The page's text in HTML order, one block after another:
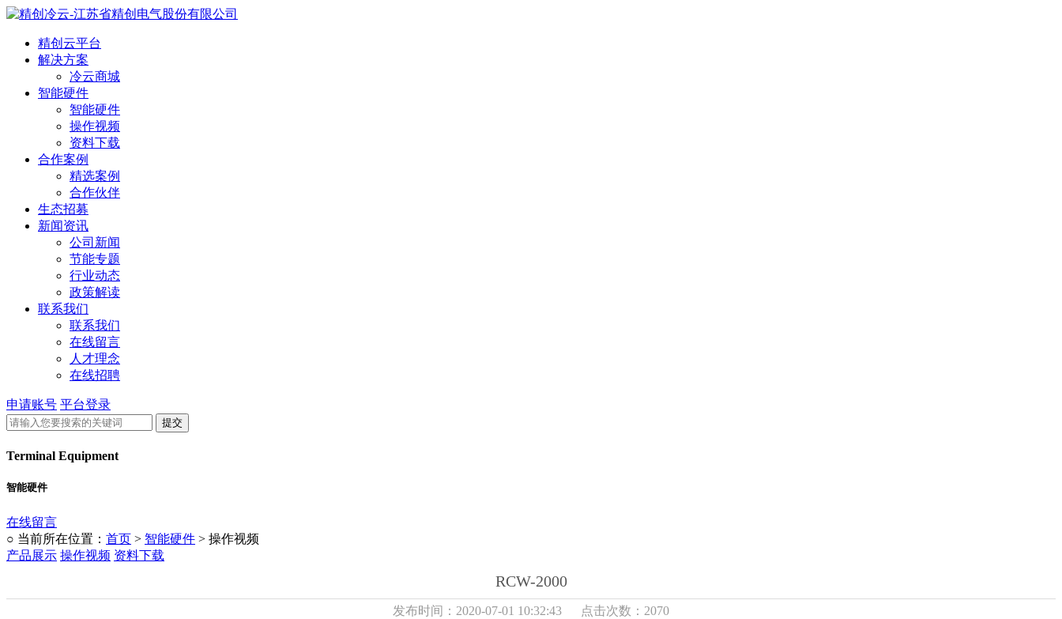
精创云平台
解决方案
冷云商城
智能硬件
智能硬件
操作视频
资料下载
合作案例
精选案例
合作伙伴
生态招募
新闻资讯
公司新闻
节能专题
行业动态
政策解读
联系我们
联系我们
在线留言
人才理念
在线招聘
申请账号 平台登录
Terminal Equipment
智能硬件
在线留言
○ 当前所在位置： 首页 > 智能硬件 > 操作视频
产品展示 操作视频 资料下载
RCW-2000
发布时间：2020-07-01 10:32:43 点击次数：2070